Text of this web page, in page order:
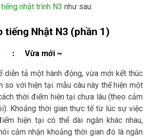
nhật trình N3 như sau:
tiếng Nhật N3 (phần 1)
： Vừa mới ~
diễn tả một hành động, vừa mới kết thúc
so với hiện tại. mẫu câu này thể hiện một
thời điểm hiện tại chưa lâu (theo cảm
Khoảng thời gian thực tế từ lúc sự việc
hiện tại có thể dài ngắn khác nhau,
cảm nhận khoảng thời gian đó là ngắn